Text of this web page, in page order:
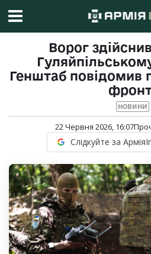
Ворог
Генштаб повідомив
НОВИНИ
22 Червня 2026, 16:07
Слідкуйте за